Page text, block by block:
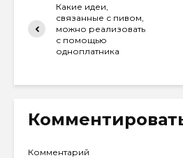
Какие идеи,
связанные с пивом,
можно реализовать
с помощью
одноплатника
Комментарий